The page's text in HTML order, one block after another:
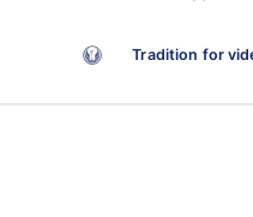
Tradition for